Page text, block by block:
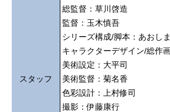
スタッフ
総監督：草川啓造
監督：玉木慎吾
シリーズ構成/脚本：あおし
キャラクターデザイン/総作
美術設定：大平司
美術監督：菊名香
色彩設計：上村修司
撮影：伊藤康行